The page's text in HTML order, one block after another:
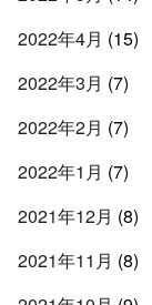
2022年4月 (15)
2022年3月 (7)
2022年2月 (7)
2022年1月 (7)
2021年12月 (8)
2021年11月 (8)